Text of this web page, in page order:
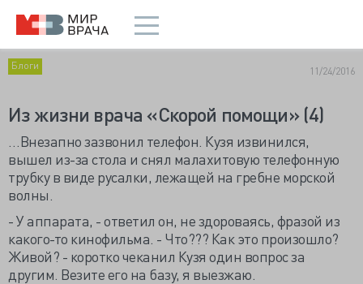
Блоги 11/24/2016
Из жизни врача «Скорой помощи» (4)
…Внезапно зазвонил телефон. Кузя извинился,
вышел из-за стола и снял малахитовую телефонную
трубку в виде русалки, лежащей на гребне морской
волны.
- У аппарата, - ответил он, не здороваясь, фразой из
какого-то кинофильма. - Что??? Как это произошло?
Живой? - коротко чеканил Кузя один вопрос за
другим. Везите его на базу, я выезжаю.